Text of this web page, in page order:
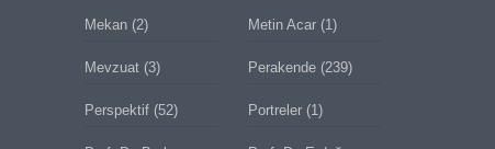
Mekan(2) Metin Acar(1)
Mevzuat(3) Perakende(239)
Perspektif(52) Portreler(1)